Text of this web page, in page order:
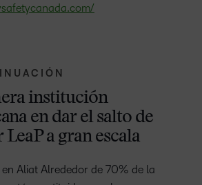
institución
en dar el salto de
a gran escala
Aliat Alrededor de 70% de la